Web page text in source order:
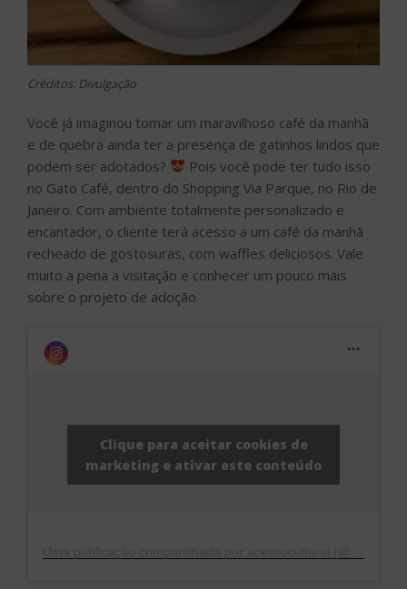
Créditos: Divulgação
Você já imaginou tomar um maravilhoso café da manhã
e de quebra ainda ter a presença de gatinhos lindos que
podem ser adotados?
Pois você pode ter tudo isso
no Gato Café, dentro do Shopping Via Parque, no Rio de
Janeiro. Com ambiente totalmente personalizado e
encantador, o cliente terá acesso a um café da manhã
recheado de gostosuras, com waffles deliciosos. Vale
muito a pena a visitação e conhecer um pouco mais
sobre o projeto de adoção.
Clique para aceitar cookies de
marketing e ativar este conteúdo